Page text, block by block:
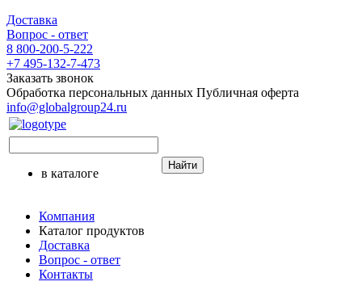
Доставка
Вопрос - ответ
8 800-200-5-222
+7 495-132-7-473
Заказать звонок
Обработка персональных данных Публичная оферта
info@globalgroup24.ru
в каталоге
Найти
Компания
Каталог продуктов
Доставка
Вопрос - ответ
Контакты